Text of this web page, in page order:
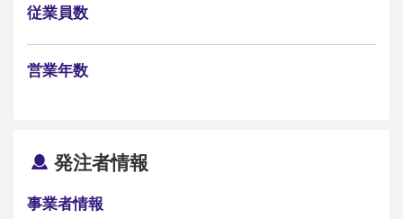
従業員数
営業年数
発注者情報
事業者情報